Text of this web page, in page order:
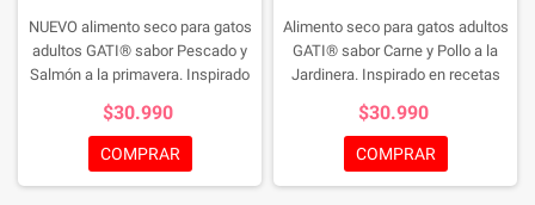
NUEVO alimento seco para gatos
adultos GATI® sabor Pescado y
Salmón a la primavera. Inspirado
proteína para una mayor
palatabilidad. Este alimento 100%
completo y balanceado contribuye
$30.990
COMPRAR
Alimento seco para gatos adultos
GATI® sabor Carne y Pollo a la
Jardinera. Inspirado en recetas
una mayor palatabilidad. Este
alimento 100% completo y
balanceado contribuye con
$30.990
COMPRAR